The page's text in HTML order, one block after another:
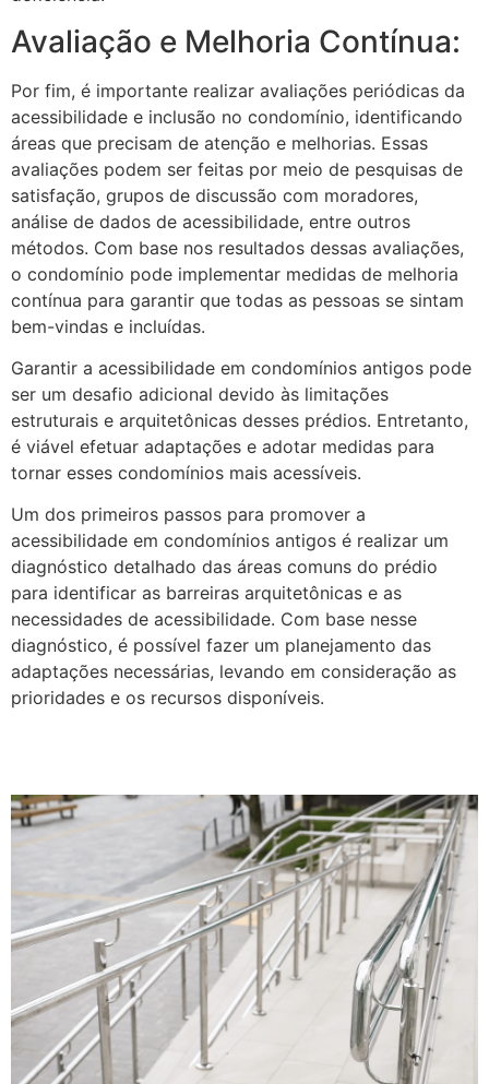
Avaliação e Melhoria Contínua:
Por fim, é importante realizar avaliações periódicas da
acessibilidade e inclusão no condomínio, identificando
áreas que precisam de atenção e melhorias. Essas
avaliações podem ser feitas por meio de pesquisas de
satisfação, grupos de discussão com moradores,
análise de dados de acessibilidade, entre outros
métodos. Com base nos resultados dessas avaliações,
o condomínio pode implementar medidas de melhoria
contínua para garantir que todas as pessoas se sintam
bem-vindas e incluídas.
Garantir a acessibilidade em condomínios antigos pode
ser um desafio adicional devido às limitações
estruturais e arquitetônicas desses prédios. Entretanto,
é viável efetuar adaptações e adotar medidas para
tornar esses condomínios mais acessíveis.
Um dos primeiros passos para promover a
acessibilidade em condomínios antigos é realizar um
diagnóstico detalhado das áreas comuns do prédio
para identificar as barreiras arquitetônicas e as
necessidades de acessibilidade. Com base nesse
diagnóstico, é possível fazer um planejamento das
adaptações necessárias, levando em consideração as
prioridades e os recursos disponíveis.